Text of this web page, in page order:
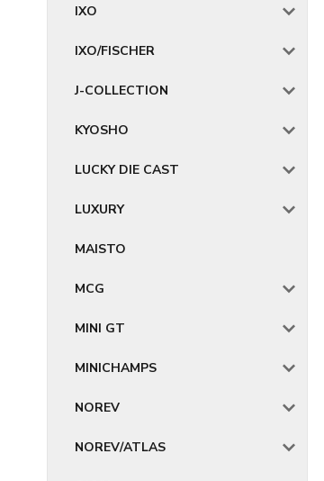
IXO
IXO/FISCHER
J-COLLECTION
KYOSHO
LUCKY DIE CAST
LUXURY
MAISTO
MCG
MINI GT
MINICHAMPS
NOREV
NOREV/ATLAS